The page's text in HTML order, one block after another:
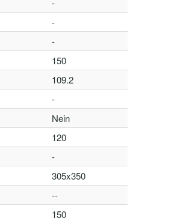
-
-
-
150
109.2
-
Nein
120
-
305x350
--
150